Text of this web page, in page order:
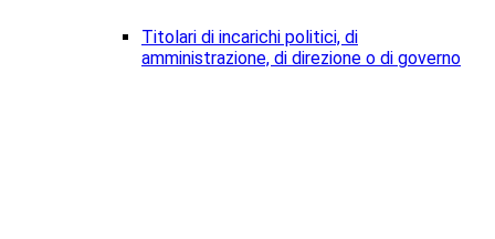
Titolari di incarichi politici, di
amministrazione, di direzione o di governo